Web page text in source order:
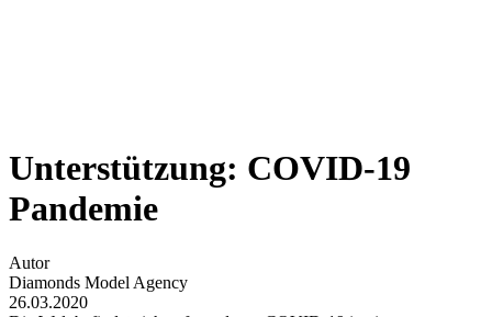
Unterstützung: COVID-19
Pandemie
Autor
Diamonds Model Agency
26.03.2020